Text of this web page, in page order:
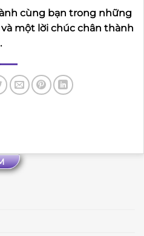
cùng bạn trong những
một lời chúc chân thành